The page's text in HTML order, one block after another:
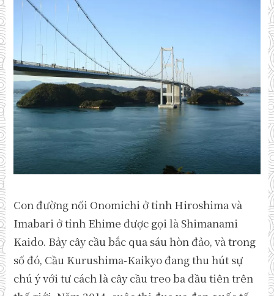
Con đường nối Onomichi ở tỉnh Hiroshima và
Imabari ở tỉnh Ehime được gọi là Shimanami
Kaido. Bảy cây cầu bắc qua sáu hòn đảo, và trong
số đó, Cầu Kurushima-Kaikyo đang thu hút sự
chú ý với tư cách là cây cầu treo ba đầu tiên trên